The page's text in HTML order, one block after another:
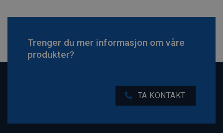
Trenger du mer informasjon om våre
produkter?
TA KONTAKT